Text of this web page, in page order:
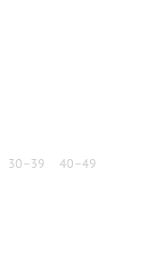
30–39
40–49